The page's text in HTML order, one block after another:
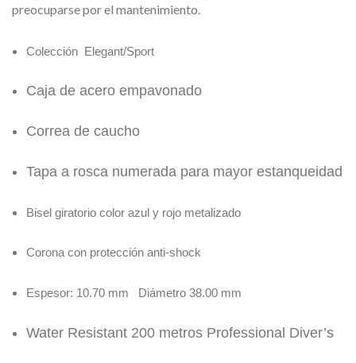
preocuparse por el mantenimiento.
Colección Elegant/Sport
Caja de acero empavonado
Correa de caucho
Tapa a rosca numerada para mayor estanqueidad
Bisel giratorio color azul y rojo metalizado
Corona con protección anti-shock
Espesor: 10.70 mm Diámetro 38.00 mm
Water Resistant 200 metros Professional Diver’s